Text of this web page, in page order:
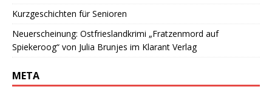
Kurzgeschichten für Senioren
Neuerscheinung: Ostfrieslandkrimi „Fratzenmord auf
Spiekeroog“ von Julia Brunjes im Klarant Verlag
META